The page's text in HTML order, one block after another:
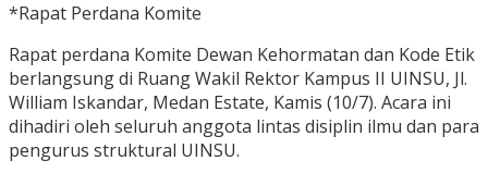
*Rapat Perdana Komite
Rapat perdana Komite Dewan Kehormatan dan Kode Etik
berlangsung di Ruang Wakil Rektor Kampus II UINSU, Jl.
William Iskandar, Medan Estate, Kamis (10/7). Acara ini
dihadiri oleh seluruh anggota lintas disiplin ilmu dan para
pengurus struktural UINSU.